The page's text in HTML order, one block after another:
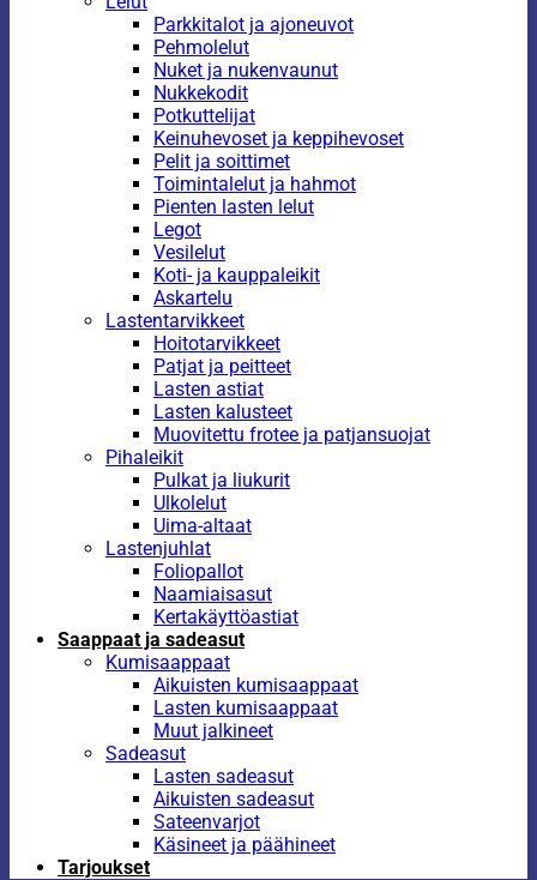
Parkkitalot ja ajoneuvot
Pehmolelut
Nuket ja nukenvaunut
Nukkekodit
Potkuttelijat
Keinuhevoset ja keppihevoset
Pelit ja soittimet
Toimintalelut ja hahmot
Pienten lasten lelut
Legot
Vesilelut
Koti- ja kauppaleikit
Askartelu
Lastentarvikkeet
Hoitotarvikkeet
Patjat ja peitteet
Lasten astiat
Lasten kalusteet
Muovitettu frotee ja patjansuojat
Pihaleikit
Pulkat ja liukurit
Ulkolelut
Uima-altaat
Lastenjuhlat
Foliopallot
Naamiaisasut
Kertakäyttöastiat
Saappaat ja sadeasut
Kumisaappaat
Aikuisten kumisaappaat
Lasten kumisaappaat
Muut jalkineet
Sadeasut
Lasten sadeasut
Aikuisten sadeasut
Sateenvarjot
Käsineet ja päähineet
Tarjoukset